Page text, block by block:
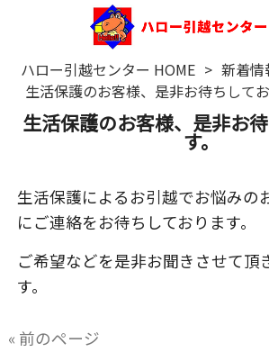
ハロー引越センター HOME > 新着情
生活保護のお客様、是非お待ちしてお
生活保護のお客様、是非お
す。
生活保護によるお引越でお悩みの
にご連絡をお待ちしております。
ご希望などを是非お聞きさせて頂
す。
« 前のページ